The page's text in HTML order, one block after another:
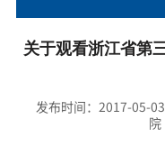
关于观看浙江省第
发布时间：2017-05-
院